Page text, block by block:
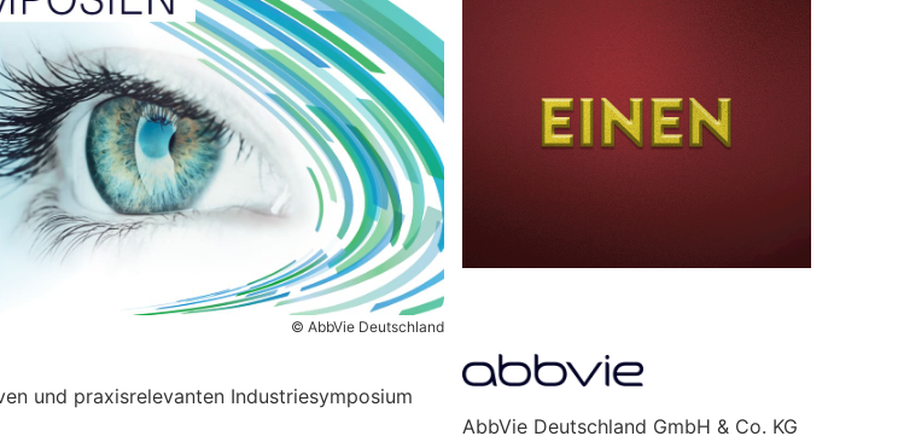
© AbbVie Deutschland
und praxisrelevanten Industriesymposium
AbbVie Deutschland GmbH & Co. KG